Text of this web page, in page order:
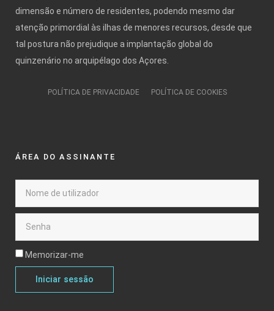
dimensão e número de residentes, podendo mesmo dar
atenção primordial às ilhas de menores recursos, desde que
tal postura não prejudique a implantação global do
quinzenário no arquipélago dos Açores.
POLÍTICA DE PRIVACIDADE POLÍTICA DE COOKIES
ÁREA DO ASSINANTE
Memorizar-me
Iniciar sessão